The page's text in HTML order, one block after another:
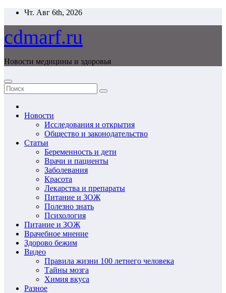
Перейти
содержимому
Чт. Авг 6th, 2026
cdmarf.ru
Новости медицины и здоровья
Новости
Исследования и открытия
Общество и законодательство
Статьи
Беременность и дети
Врачи и пациенты
Заболевания
Красота
Лекарства и препараты
Питание и ЗОЖ
Полезно знать
Психология
Питание и ЗОЖ
Врачебное мнение
Здорово бежим
Видео
Правила жизни 100 летнего человека
Тайны мозга
Химия вкуса
Разное